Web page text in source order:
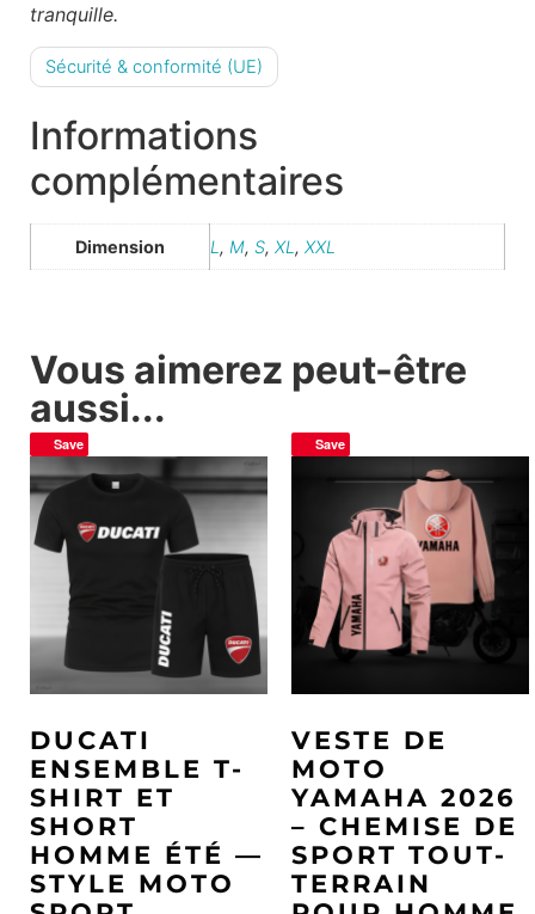
tranquille.
Sécurité & conformité (UE)
Informations
complémentaires
Dimension L , M, S, XL , XXL
Vous aimerez peut-être
aussi...
Save
DUCATI
ENSEMBLE T-
SHIRT ET
SHORT
HOMME ÉTÉ —
STYLE MOTO
Save
VESTE DE
MOTO
YAMAHA 2026
– CHEMISE DE
SPORT TOUT-
TERRAIN